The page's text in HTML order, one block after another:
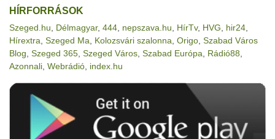
HÍRFORRÁSOK
Szeged.hu Délmagyar, 444 nepszava.hu HírTv, HVG hir24
Hírextra Szeged Ma Kolozsvári szalonna Origo Szabad Város
Blog Szeged 365 Szeged Város Szabad Európa Rádió88
Azonnali Webrádió index.hu